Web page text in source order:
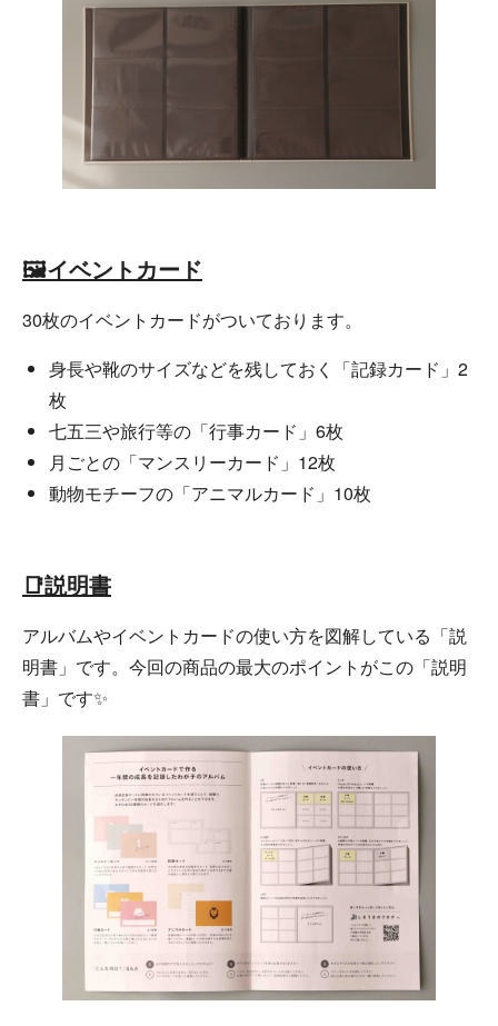
🖼️イベントカード
30枚のイベントカードがついております。
身長や靴のサイズなどを残しておく「記録カード」2
枚
七五三や旅行等の「行事カード」6枚
月ごとの「マンスリーカード」12枚
動物モチーフの「アニマルカード」10枚
📑説明書
アルバムやイベントカードの使い方を図解している「説
明書」です。今回の商品の最大のポイントがこの「説明
書」です✨